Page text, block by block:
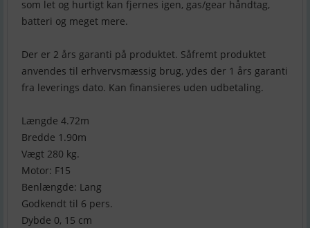
som let og hurtigt kan fjernes igen, gas/gear håndtag,
batteri og meget mere.
Der er 2 års garanti på produktet. Såfremt produktet
anvendes til erhvervsmæssig brug, ydes der 1 års garanti
fra leverings dato. Kan finansieres uden udbetaling.
Længde 4.72m
Bredde 1.90m
Vægt 280 kg.
Motor: F15
Benlængde: Lang
Godkendt til 6 pers.
Dybde 0, 15 cm